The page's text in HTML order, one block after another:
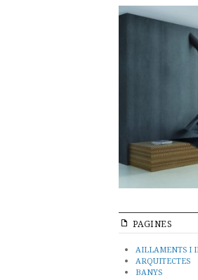
PAGINES
AILLAMENTS I
ARQUITECTES
BANYS